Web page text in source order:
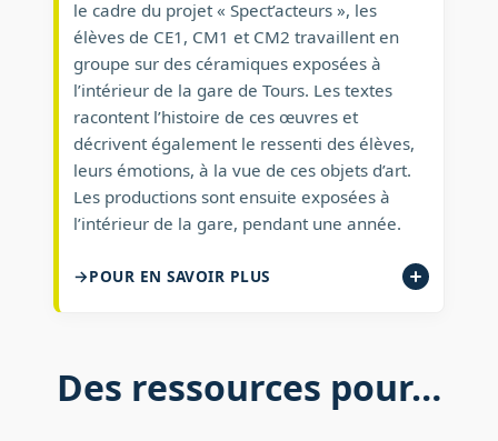
le cadre du projet « Spect’acteurs », les
élèves de CE1, CM1 et CM2 travaillent en
groupe sur des céramiques exposées à
l’intérieur de la gare de Tours. Les textes
racontent l’histoire de ces œuvres et
décrivent également le ressenti des élèves,
leurs émotions, à la vue de ces objets d’art.
Les productions sont ensuite exposées à
l’intérieur de la gare, pendant une année.
POUR EN SAVOIR PLUS
Des ressources pour…